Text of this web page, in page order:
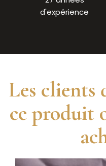
d'expérience
Les clients
ce produit